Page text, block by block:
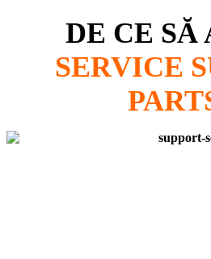
DE CE SĂ
SERVICE